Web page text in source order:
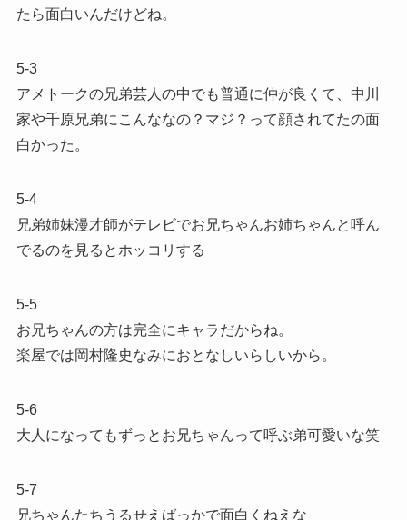
たら面白いんだけどね。
5-3
アメトークの兄弟芸人の中でも普通に仲が良くて、中川
家や千原兄弟にこんななの？マジ？って顔されてたの面
白かった。
5-4
兄弟姉妹漫才師がテレビでお兄ちゃんお姉ちゃんと呼ん
でるのを見るとホッコリする
5-5
お兄ちゃんの方は完全にキャラだからね。
楽屋では岡村隆史なみにおとなしいらしいから。
5-6
大人になってもずっとお兄ちゃんって呼ぶ弟可愛いな笑
5-7
兄ちゃんたちうるせえばっかで面白くねえな